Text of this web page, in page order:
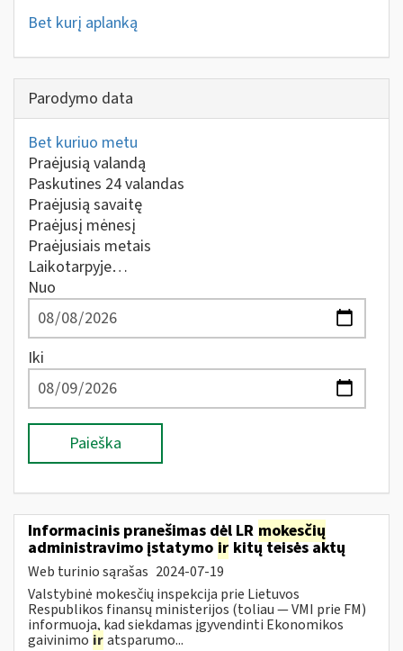
Bet kurį aplanką
Parodymo data
Bet kuriuo metu
Praėjusią valandą
Paskutines 24 valandas
Praėjusią savaitę
Praėjusį mėnesį
Praėjusiais metais
Laikotarpyje…
Nuo
Iki
Paieška
Informacinis pranešimas dėl LR mokesčių
administravimo įstatymo ir kitų teisės aktų
Web turinio sąrašas 2024-07-19
Valstybinė mokesčių inspekcija prie Lietuvos
Respublikos finansų ministerijos (toliau — VMI prie FM)
informuoja, kad siekdamas įgyvendinti Ekonomikos
gaivinimo iratsparumo...